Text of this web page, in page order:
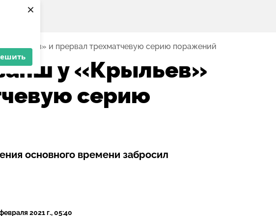
×
«Крыльев» и прервал трехматчевую серию поражений
у «Крыльев»
серию
основного времени забросил
2021 г., 05:40